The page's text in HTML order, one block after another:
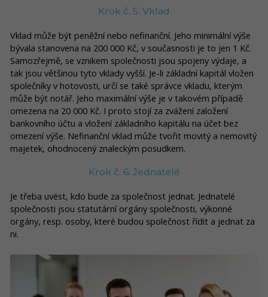
Krok č. 5: Vklad
Vklad může být peněžní nebo nefinanční. Jeho minimální výše
bývala stanovena na 200 000 Kč, v současnosti je to jen 1 Kč.
Samozřejmě, se vznikem společnosti jsou spojeny výdaje, a
tak jsou většinou tyto vklady vyšší. Je-li základní kapitál vložen
společníky v hotovosti, určí se také správce vkladu, kterým
může být notář. Jeho maximální výše je v takovém případě
omezena na 20 000 Kč. I proto stojí za zvážení založení
bankovního účtu a vložení základního kapitálu na účet bez
omezení výše. Nefinanční vklad může tvořit movitý a nemovitý
majetek, ohodnocený znaleckým posudkem.
Krok č. 6: Jednatelé
Je třeba uvést, kdo bude za společnost jednat. Jednatelé
společnosti jsou statutární orgány společnosti, výkonné
orgány, resp. osoby, které budou společnost řídit a jednat za
ni.